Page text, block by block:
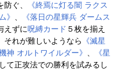
ぐ、
《終焉に灯る闇 ラクス
》 、
《落日の星輝兵 ダームス
えずに呪縛カード ５枚を揃え
それが難しいようなら 《滅星
神 オルトワイルダー》 、
《星
して正攻法での勝利を試みるし